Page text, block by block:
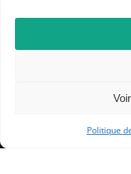
Politique
Association des
+
BP